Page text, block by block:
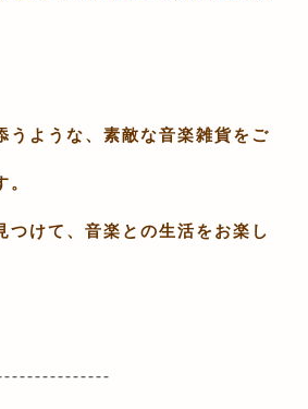
うような、素敵な音楽雑貨をご
。
つけて、音楽との生活をお楽し